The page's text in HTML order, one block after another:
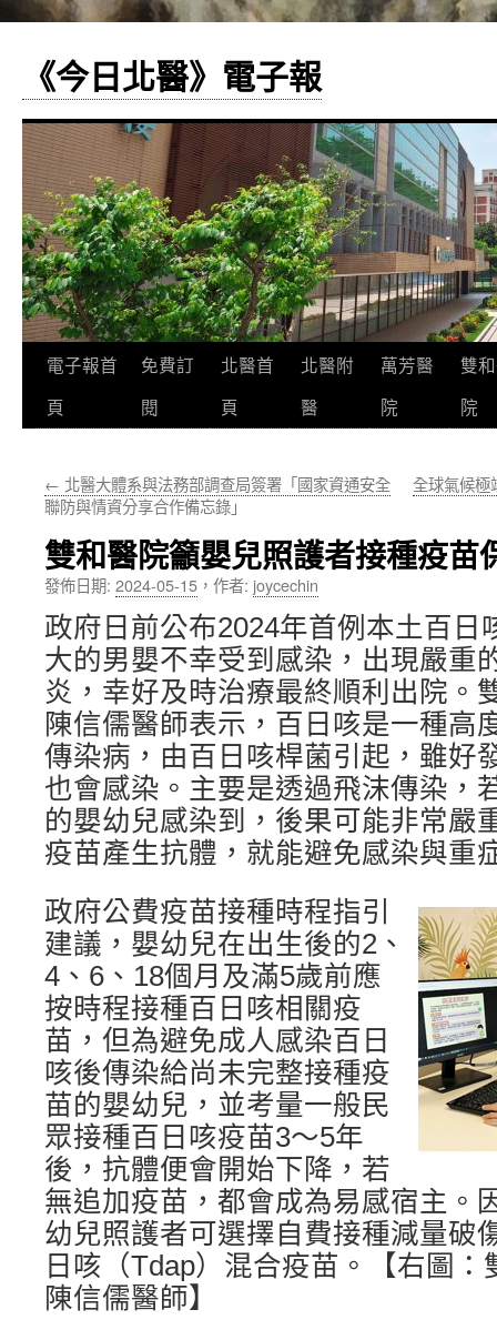
《今日北醫》電子報
跳
至
要
容
電子報首
頁
免費訂
閱
北醫首
頁
北醫附
醫
萬芳醫
院
雙
院
← 北醫大體系與法務部調查局簽署「國家資通安全
聯防與情資分享合作備忘錄」
全球氣候極
雙和醫院籲嬰兒照護者接種疫苗
發佈日期: 2024-05-15 ， 作者: joycechin
政府日前公布2024年首例本土百日
大的男嬰不幸受到感染，出現嚴重
炎，幸好及時治療最終順利出院。
陳信儒醫師表示，百日咳是一種高
傳染病，由百日咳桿菌引起，雖好
也會感染。主要是透過飛沫傳染，
的嬰幼兒感染到，後果可能非常嚴
疫苗產生抗體，就能避免感染與重
政府公費疫苗接種時程指引
建議，嬰幼兒在出生後的2、
4、6、18個月及滿5歲前應
按時程接種百日咳相關疫
苗，但為避免成人感染百日
咳後傳染給尚未完整接種疫
苗的嬰幼兒，並考量一般民
眾接種百日咳疫苗3～5年
後，抗體便會開始下降，若
無追加疫苗，都會成為易感宿主。
幼兒照護者可選擇自費接種減量破
日咳（Tdap）混合疫苗。【右圖
陳信儒醫師】